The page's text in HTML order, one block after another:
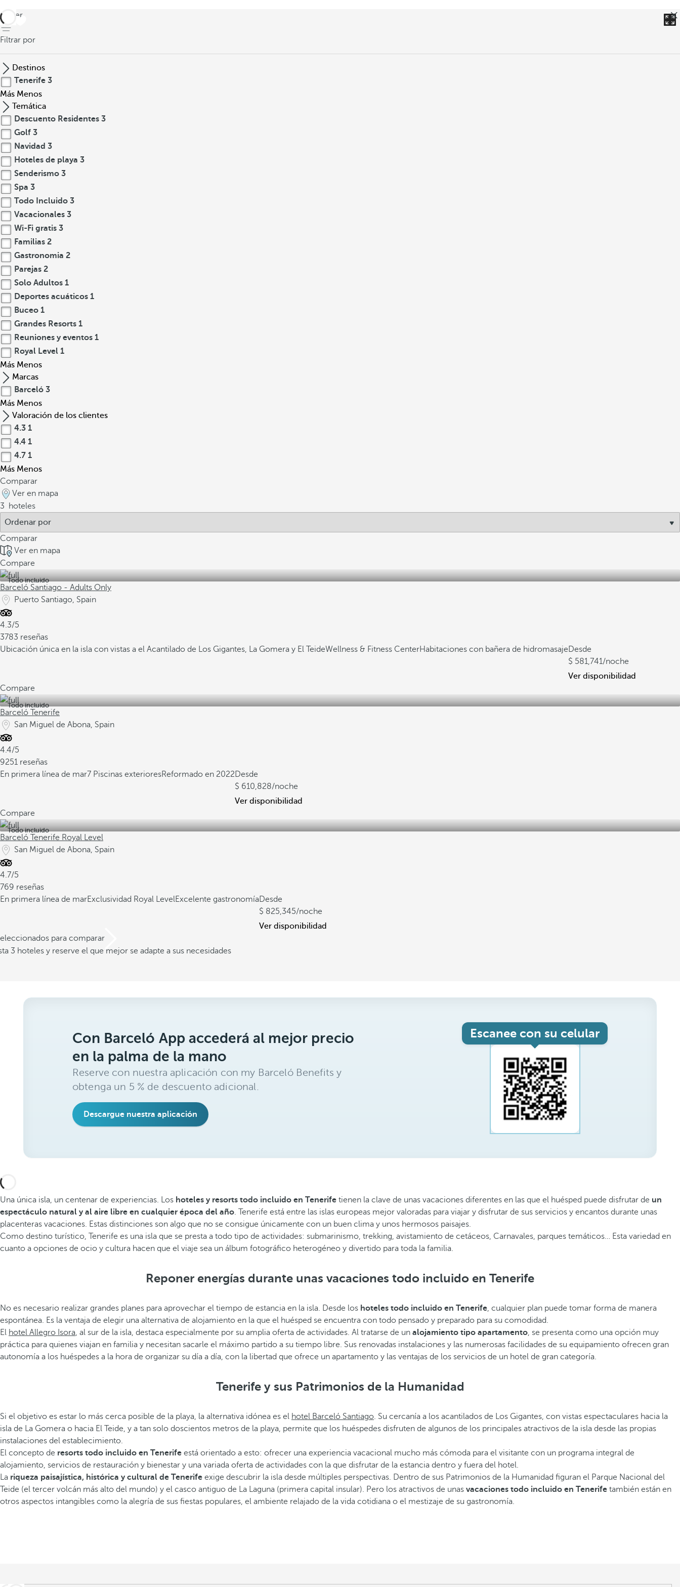
volver
Filtrar por
Destinos
Tenerife 3
Más Menos
Temática
Descuento Residentes 3
Golf 3
Navidad 3
Hoteles de playa 3
Senderismo 3
Spa 3
Todo Incluido 3
Vacacionales 3
Wi-Fi gratis 3
Familias 2
Gastronomia 2
Parejas 2
Solo Adultos 1
Deportes acuáticos 1
Buceo 1
Grandes Resorts 1
Reuniones y eventos 1
Royal Level 1
Más Menos
Marcas
Barceló 3
Más Menos
Valoración de los clientes
4.3 1
4.4 1
4.7 1
Más Menos
Comparar
Ver en mapa
3
hoteles
Comparar
Ver en mapa
Compare
Todo incluido
Barceló Santiago - Adults Only
Puerto Santiago, Spain
4.3/5
3783 reseñas
Ubicación única en la isla con vistas a el Acantilado de Los Gigantes, La Gomera y El TeideWellness & Fitness CenterHabitaciones con bañera de hidromasajeDesde
581,741/noche
Ver disponibilidad
Compare
Todo incluido
Barceló Tenerife
San Miguel de Abona, Spain
4.4/5
9251 reseñas
En primera línea de mar7 Piscinas exterioresReformado en 2022Desde
610,828/noche
Ver disponibilidad
Compare
Todo incluido
Barceló Tenerife Royal Level
San Miguel de Abona, Spain
4.7/5
769 reseñas
En primera línea de marExclusividad Royal LevelExcelente gastronomíaDesde
825,345/noche
Ver disponibilidad
para comparar
3 hoteles y reserve el que mejor se adapte a sus necesidades
Con Barceló App accederá al mejor precio
en la palma de la mano
Reserve con nuestra aplicación con my Barceló Benefits y
obtenga un 5 % de descuento adicional.
Descargue nuestra aplicación
Escanee con su celular
Una única isla, un centenar de experiencias. Los hoteles y resorts todo incluido en Tenerife tienen la clave de unas vacaciones diferentes en las que el huésped puede disfrutar de un
espectáculo natural y al aire libre en cualquier época del año. Tenerife está entre las islas europeas mejor valoradas para viajar y disfrutar de sus servicios y encantos durante unas
placenteras vacaciones. Estas distinciones son algo que no se consigue únicamente con un buen clima y unos hermosos paisajes.
Como destino turístico, Tenerife es una isla que se presta a todo tipo de actividades: submarinismo, trekking, avistamiento de cetáceos, Carnavales, parques temáticos… Esta variedad en
cuanto a opciones de ocio y cultura hacen que el viaje sea un álbum fotográfico heterogéneo y divertido para toda la familia.
Reponer energías durante unas vacaciones todo incluido en Tenerife
No es necesario realizar grandes planes para aprovechar el tiempo de estancia en la isla. Desde los hoteles todo incluido en Tenerife, cualquier plan puede tomar forma de manera
espontánea. Es la ventaja de elegir una alternativa de alojamiento en la que el huésped se encuentra con todo pensado y preparado para su comodidad.
El hotel Allegro Isora, al sur de la isla, destaca especialmente por su amplia oferta de actividades. Al tratarse de un alojamiento tipo apartamento, se presenta como una opción muy
práctica para quienes viajan en familia y necesitan sacarle el máximo partido a su tiempo libre. Sus renovadas instalaciones y las numerosas facilidades de su equipamiento ofrecen gran
autonomía a los huéspedes a la hora de organizar su día a día, con la libertad que ofrece un apartamento y las ventajas de los servicios de un hotel de gran categoría.
Tenerife y sus Patrimonios de la Humanidad
Si el objetivo es estar lo más cerca posible de la playa, la alternativa idónea es el hotel Barceló Santiago. Su cercanía a los acantilados de Los Gigantes, con vistas espectaculares hacia la
isla de La Gomera o hacia El Teide, y a tan solo doscientos metros de la playa, permite que los huéspedes disfruten de algunos de los principales atractivos de la isla desde las propias
instalaciones del establecimiento.
El concepto de resorts todo incluido en Tenerife está orientado a esto: ofrecer una experiencia vacacional mucho más cómoda para el visitante con un programa integral de
alojamiento, servicios de restauración y bienestar y una variada oferta de actividades con la que disfrutar de la estancia dentro y fuera del hotel.
La riqueza paisajística, histórica y cultural de Tenerife exige descubrir la isla desde múltiples perspectivas. Dentro de sus Patrimonios de la Humanidad figuran el Parque Nacional del
Teide (el tercer volcán más alto del mundo) y el casco antiguo de La Laguna (primera capital insular). Pero los atractivos de unas vacaciones todo incluido en Tenerife también están en
otros aspectos intangibles como la alegría de sus fiestas populares, el ambiente relajado de la vida cotidiana o el mestizaje de su gastronomía.